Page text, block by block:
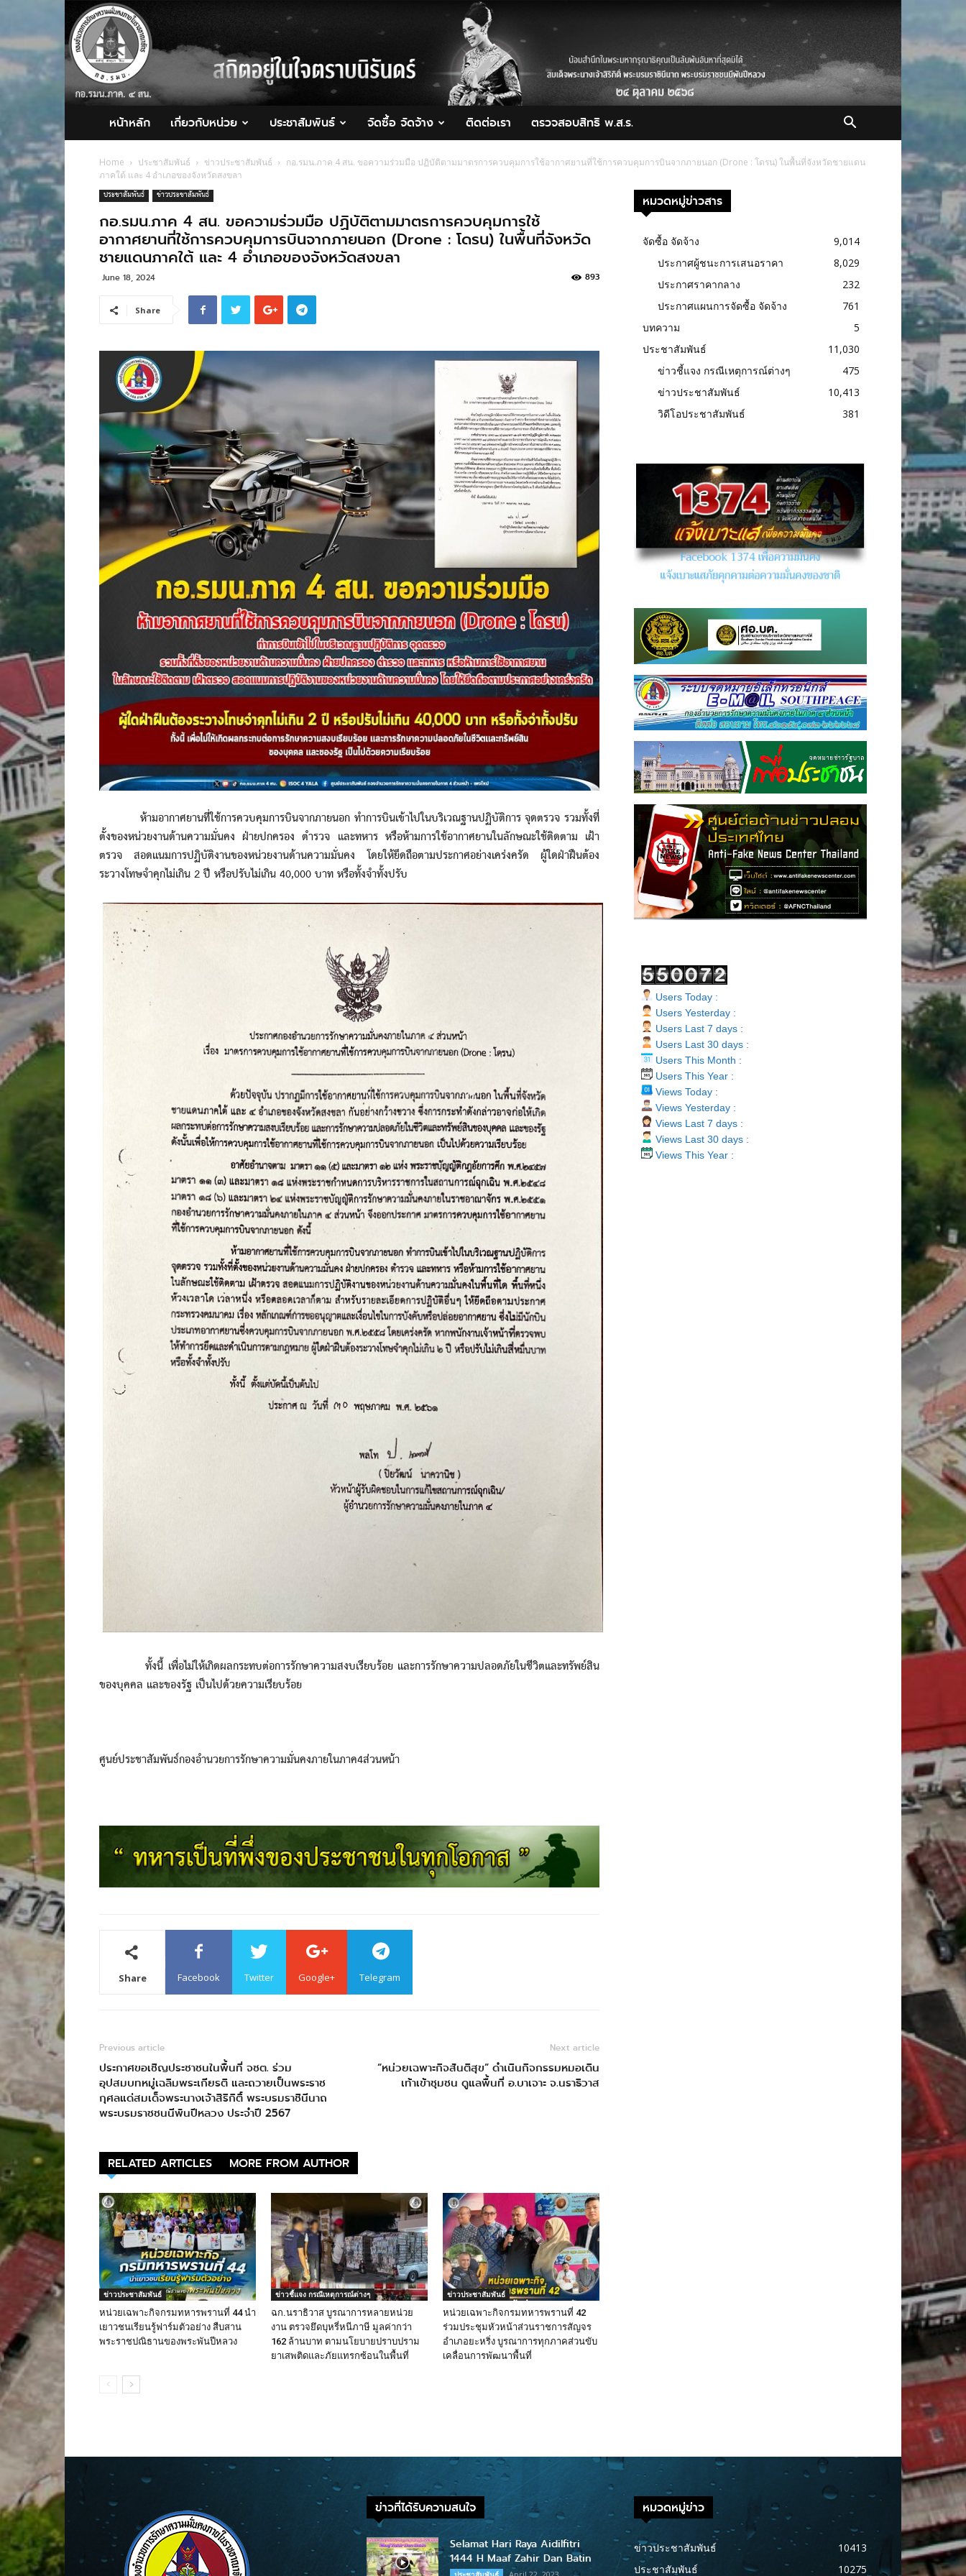
กอ.รมน.ภาค
4
สน.
หน้าหลัก เกี่ยวกับหน่วย ประชาสัมพันธ์ จัดซื้อ จัดจ้าง ติดต่อเรา ตรวจสอบสิทธิ พ.ส.ร.
Home ประชาสัมพันธ์ ข่าวประชาสัมพันธ์
กอ.รมน.ภาค 4 สน. ขอความร่วมมือ ปฏิบัติตามมาตรการควบคุมการใช้อากาศยานที่ใช้การควบคุมการบินจากภายนอก (Drone : โดรน) ในพื้นที่จังหวัดชายแดน
ภาคใต้ และ 4 อำเภอของจังหวัดสงขลา
ประชาสัมพันธ์ ข่าวประชาสัมพันธ์
กอ.รมน.ภาค 4 สน. ขอความร่วมมือ ปฏิบัติตามมาตรการควบคุมการใช้
อากาศยานที่ใช้การควบคุมการบินจากภายนอก (Drone : โดรน) ในพื้นที่จังหวัด
ชายแดนภาคใต้ และ 4 อำเภอของจังหวัดสงขลา
June 18, 2024 893
Share
ห้ามอากาศยานที่ใช้การควบคุมการบินจากภายนอก ทำการบินเข้าไปในบริเวณฐานปฏิบัติการ จุดตรวจ รวมทั้งที่
ตั้งของหน่วยงานด้านความมั่นคง ฝ่ายปกครอง ตำรวจ และทหาร หรือห้ามการใช้อากาศยานในลักษณะใช้ติดตาม เฝ้า
ตรวจ สอดแนมการปฏิบัติงานของหน่วยงานด้านความมั่นคง โดยให้ยึดถือตามประกาศอย่างเคร่งครัด ผู้ใดฝ่าฝืนต้อง
ระวางโทษจำคุกไม่เกิน 2 ปี หรือปรับไม่เกิน 40,000 บาท หรือทั้งจำทั้งปรับ
ทั้งนี้ เพื่อไม่ให้เกิดผลกระทบต่อการรักษาความสงบเรียบร้อย และการรักษาความปลอดภัยในชีวิตและทรัพย์สิน
ของบุคคล และของรัฐ เป็นไปด้วยความเรียบร้อย
ศูนย์ประชาสัมพันธ์กองอำนวยการรักษาความมั่นคงภายในภาค4ส่วนหน้า
Share Facebook Twitter Google+ Telegram
Previous article
ประกาศขอเชิญประชาชนในพื้นที่ จชต. ร่วม
อุปสมบทหมู่เฉลิมพระเกียรติ และถวายเป็นพระราช
กุศลแด่สมเด็จพระนางเจ้าสิริกิติ์ พระบรมราชินีนาถ
พระบรมราชชนนีพันปีหลวง ประจำปี 2567
Next article
“หน่วยเฉพาะกิจสันติสุข” ดำเนินกิจกรรมหมอเดิน
เท้าเข้าชุมชน ดูแลพื้นที่ อ.บาเจาะ จ.นราธิวาส
RELATED ARTICLES MORE FROM AUTHOR
ข่าวประชาสัมพันธ์
หน่วยเฉพาะกิจกรมทหารพรานที่ 44 นำ
เยาวชนเรียนรู้ฟาร์มตัวอย่าง สืบสาน
พระราชปณิธานของพระพันปีหลวง
ข่าวชี้แจง กรณีเหตุการณ์ต่างๆ
ฉก.นราธิวาส บูรณาการหลายหน่วย
งาน ตรวจยึดบุหรี่หนีภาษี มูลค่ากว่า
162 ล้านบาท ตามนโยบายปราบปราม
ยาเสพติดและภัยแทรกซ้อนในพื้นที่
ข่าวประชาสัมพันธ์
หน่วยเฉพาะกิจกรมทหารพรานที่ 42
ร่วมประชุมหัวหน้าส่วนราชการสัญจร
อำเภอยะหริ่ง บูรณาการทุกภาคส่วนขับ
เคลื่อนการพัฒนาพื้นที่
หมวดหมู่ข่าวสาร
จัดซื้อ จัดจ้าง
9,014
ประกาศผู้ชนะการเสนอราคา
8,029
ประกาศราคากลาง
232
ประกาศแผนการจัดซื้อ จัดจ้าง
761
บทความ
5
ประชาสัมพันธ์
11,030
ข่าวชี้แจง กรณีเหตุการณ์ต่างๆ
475
ข่าวประชาสัมพันธ์
10,413
วิดีโอประชาสัมพันธ์
381
Users Today :
Users Yesterday :
Users Last 7 days :
Users Last 30 days :
Users This Month :
Users This Year :
Views Today :
Views Yesterday :
Views Last 7 days :
Views Last 30 days :
Views This Year :
ข่าวที่ได้รับความสนใจ
Selamat Hari Raya Aidilfitri
1444 H Maaf Zahir Dan Batin
หมวดหมู่ข่าว
ข่าวประชาสัมพันธ์
10413
ประชาสัมพันธ์
10275